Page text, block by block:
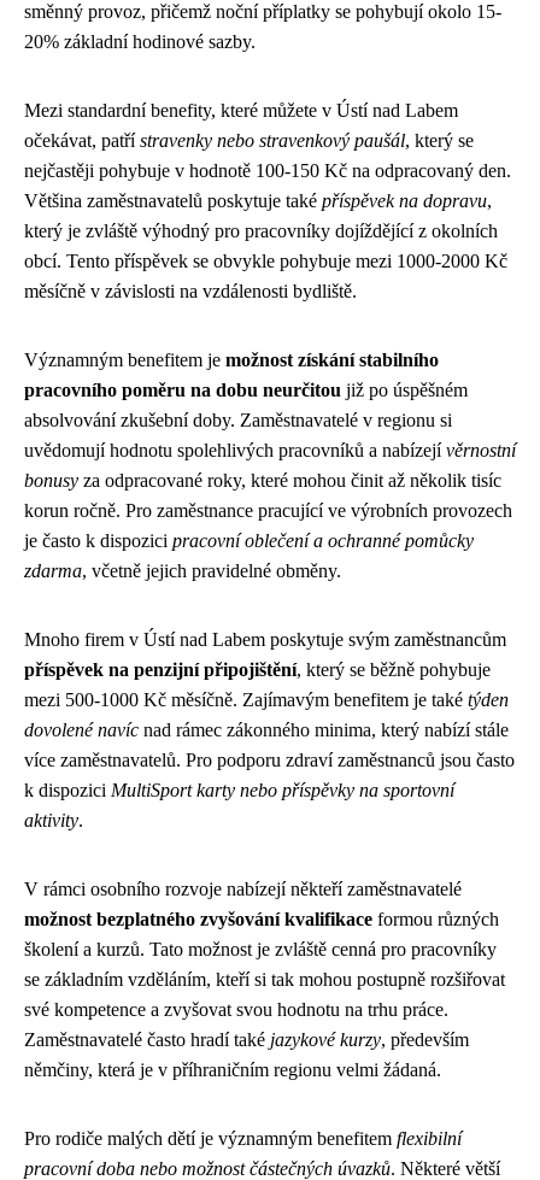
směnný provoz, přičemž noční příplatky se pohybují okolo 15-
20% základní hodinové sazby.
Mezi standardní benefity, které můžete v Ústí nad Labem
očekávat, patřístravenky nebo stravenkový paušál, který se
nejčastěji pohybuje v hodnotě 100-150 Kč na odpracovaný den.
Většina zaměstnavatelů poskytuje také příspěvek na dopravu,
který je zvláště výhodný pro pracovníky dojíždějící z okolních
obcí. Tento příspěvek se obvykle pohybuje mezi 1000-2000 Kč
měsíčně v závislosti na vzdálenosti bydliště.
Významným benefitem je možnost získání stabilního
pracovního poměru na dobu neurčitou již po úspěšném
absolvování zkušební doby. Zaměstnavatelé v regionu si
uvědomují hodnotu spolehlivých pracovníků a nabízejívěrnostní
bonusy za odpracované roky, které mohou činit až několik tisíc
korun ročně. Pro zaměstnance pracující ve výrobních provozech
je často k dispozici pracovní oblečení a ochranné pomůcky
zdarma, včetně jejich pravidelné obměny.
Mnoho firem v Ústí nad Labem poskytuje svým zaměstnancům
příspěvek na penzijní připojištění, který se běžně pohybuje
mezi 500-1000 Kč měsíčně. Zajímavým benefitem je také týden
dovolené navíc nad rámec zákonného minima, který nabízí stále
více zaměstnavatelů. Pro podporu zdraví zaměstnanců jsou často
k dispozici MultiSport karty nebo příspěvky na sportovní
aktivity.
V rámci osobního rozvoje nabízejí někteří zaměstnavatelé
možnost bezplatného zvyšování kvalifikace formou různých
školení a kurzů. Tato možnost je zvláště cenná pro pracovníky
se základním vzděláním, kteří si tak mohou postupně rozšiřovat
své kompetence a zvyšovat svou hodnotu na trhu práce.
Zaměstnavatelé často hradí také jazykové kurzy, především
němčiny, která je v příhraničním regionu velmi žádaná.
Pro rodiče malých dětí je významným benefitem flexibilní
pracovní doba nebo možnost částečných úvazků. Některé větší